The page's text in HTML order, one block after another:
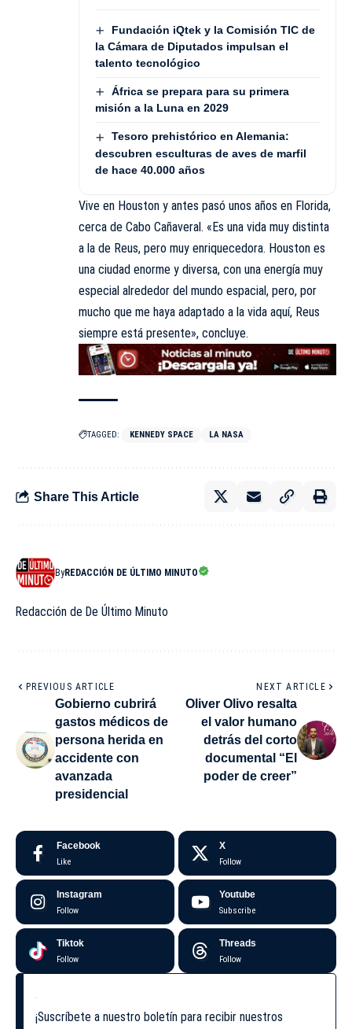
Fundación iQtek y la Comisión TIC de
la Cámara de Diputados impulsan el
talento tecnológico
África se prepara para su primera
misión a la Luna en 2029
Tesoro prehistórico en Alemania:
descubren esculturas de aves de marfil
de hace 40.000 años
Vive en Houston y antes pasó unos años en Florida,
cerca de Cabo Cañaveral. «Es una vida muy distinta
a la de Reus, pero muy enriquecedora. Houston es
una ciudad enorme y diversa, con una energía muy
especial alrededor del mundo espacial, pero, por
mucho que me haya adaptado a la vida aquí, Reus
siempre está presente», concluye.
TAGGED: KENNEDY SPACE LA NASA
Share This Article
ByREDACCIÓN DE ÚLTIMO MINUTO
Redacción de De Último Minuto
PREVIOUS ARTICLE
Gobierno cubrirá
gastos médicos de
persona herida en
accidente con
avanzada
presidencial
NEXT ARTICLE
Oliver Olivo resalta
el valor humano
detrás del corto
documental “El
poder de creer”
Facebook
Like
X
Follow
Instagram
Follow
Youtube
Subscribe
Tiktok
Follow
Threads
Follow
¡Suscríbete a nuestro boletín para recibir nuestros